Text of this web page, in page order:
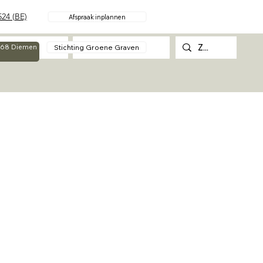
(BE) Afspraak inplannen
Over Contact
Diemen Stichting Groene Graven